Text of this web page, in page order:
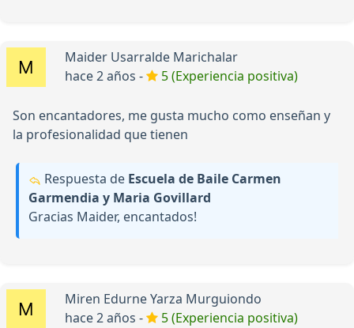
Maider Usarralde Marichalar
hace 2 años -
5 (Experiencia positiva)
Son encantadores, me gusta mucho como enseñan y
la profesionalidad que tienen
Respuesta de Escuela de Baile Carmen
Garmendia y Maria Govillard
Gracias Maider, encantados!
Miren Edurne Yarza Murguiondo
hace 2 años -
5 (Experiencia positiva)